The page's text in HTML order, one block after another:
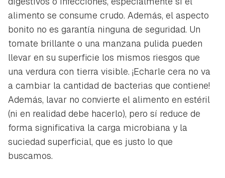
alimento se consume crudo. Además, el aspecto
bonito no es garantía ninguna de seguridad. Un
tomate brillante o una manzana pulida pueden
llevar en su superficie los mismos riesgos que
una verdura con tierra visible. ¡Echarle cera no va
a cambiar la cantidad de bacterias que contiene!
Además, lavar no convierte el alimento en estéril
(ni en realidad debe hacerlo), pero sí reduce de
forma significativa la carga microbiana y la
suciedad superficial, que es justo lo que
buscamos.